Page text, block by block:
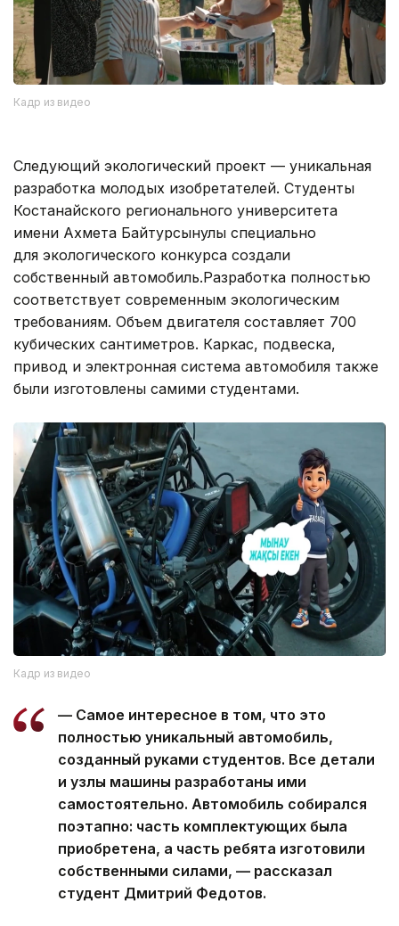
Кадр из видео
Следующий экологический проект — уникальная
разработка молодых изобретателей. Студенты
Костанайского регионального университета
имени Ахмета Байтурсынулы специально
для экологического конкурса создали
собственный автомобиль.Разработка полностью
соответствует современным экологическим
требованиям. Объем двигателя составляет 700
кубических сантиметров. Каркас, подвеска,
привод и электронная система автомобиля также
были изготовлены самими студентами.
Кадр из видео
— Самое интересное в том, что это
полностью уникальный автомобиль,
созданный руками студентов. Все детали
и узлы машины разработаны ими
самостоятельно. Автомобиль собирался
поэтапно: часть комплектующих была
приобретена, а часть ребята изготовили
собственными силами, — рассказал
студент Дмитрий Федотов.